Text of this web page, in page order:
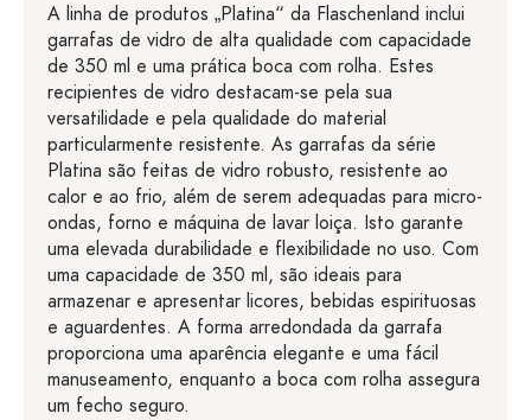
A linha de produtos „Platina“ da Flaschenland inclui
garrafas de vidro de alta qualidade com capacidade
de 350 ml e uma prática boca com rolha. Estes
recipientes de vidro destacam-se pela sua
versatilidade e pela qualidade do material
particularmente resistente. As garrafas da série
Platina são feitas de vidro robusto, resistente ao
calor e ao frio, além de serem adequadas para micro-
ondas, forno e máquina de lavar loiça. Isto garante
uma elevada durabilidade e flexibilidade no uso. Com
uma capacidade de 350 ml, são ideais para
armazenar e apresentar licores, bebidas espirituosas
e aguardentes. A forma arredondada da garrafa
proporciona uma aparência elegante e uma fácil
manuseamento, enquanto a boca com rolha assegura
um fecho seguro.